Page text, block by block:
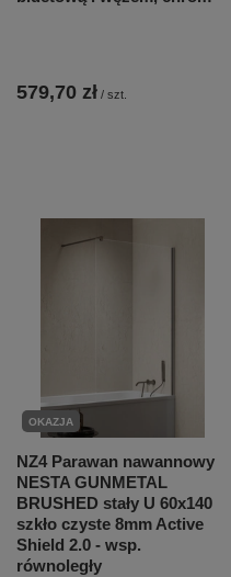
579,70 zł / szt.
OKAZJA
NZ4 Parawan nawannowy
NESTA GUNMETAL
BRUSHED stały U 60x140
szkło czyste 8mm Active
Shield 2.0 - wsp.
równoległy